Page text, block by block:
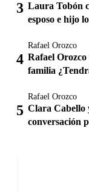
Laura Tobón
esposo e hijo
Rafael Orozco
Rafael
familia
Rafael Orozco
Clara Cabello
conversación